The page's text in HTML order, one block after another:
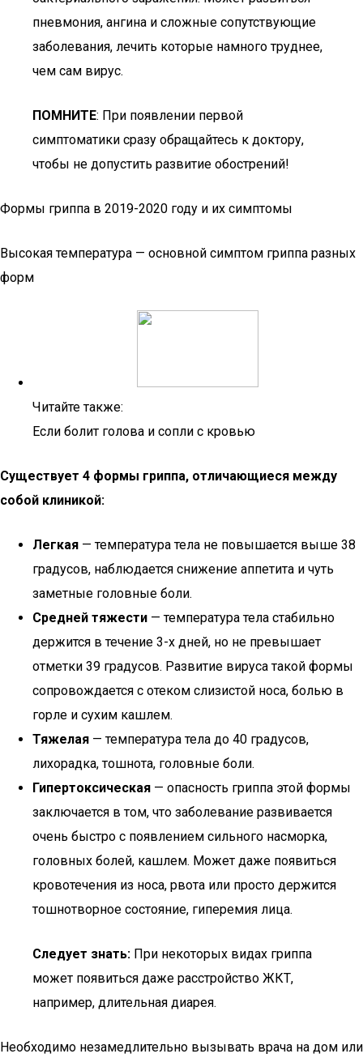
пневмония, ангина и сложные сопутствующие
заболевания, лечить которые намного труднее,
чем сам вирус.
ПОМНИТЕ: При появлении первой
симптоматики сразу обращайтесь к доктору,
чтобы не допустить развитие обострений!
Формы гриппа в 2019-2020 году и их симптомы
Высокая температура — основной симптом гриппа разных
форм
Читайте также:
Если болит голова и сопли с кровью
Существует 4 формы гриппа, отличающиеся между
собой клиникой:
Легкая — температура тела не повышается выше 38
градусов, наблюдается снижение аппетита и чуть
заметные головные боли.
Средней тяжести — температура тела стабильно
держится в течение 3-х дней, но не превышает
отметки 39 градусов. Развитие вируса такой формы
сопровождается с отеком слизистой носа, болью в
горле и сухим кашлем.
Тяжелая — температура тела до 40 градусов,
лихорадка, тошнота, головные боли.
Гипертоксическая — опасность гриппа этой формы
заключается в том, что заболевание развивается
очень быстро с появлением сильного насморка,
головных болей, кашлем. Может даже появиться
кровотечения из носа, рвота или просто держится
тошнотворное состояние, гиперемия лица.
Следует знать: При некоторых видах гриппа
может появиться даже расстройство ЖКТ,
например, длительная диарея.
Необходимо незамедлительно вызывать врача на дом или